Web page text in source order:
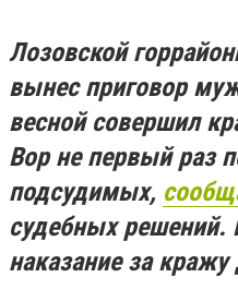
Лозовской
вынес приговор
весной совершил
Вор не первый раз
подсудимых,
судебных решений.
наказание за кражу